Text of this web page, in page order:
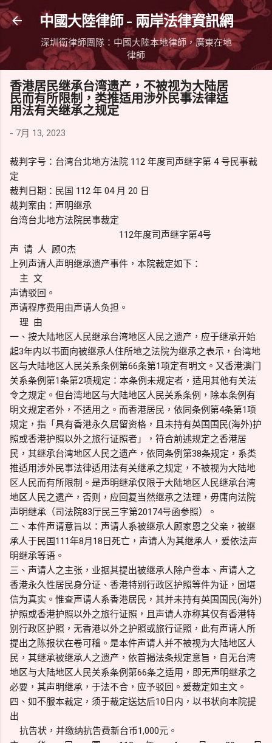
跳到主要內容
中國大陸律師 - 兩岸法律資訊網
深圳衛律師團隊：中國大陸本地律師，廣東在地
律師
香港居民继承台湾遗产，不被视为大陆居
民而有所限制，类推适用涉外民事法律适
用法有关继承之规定
- 7月 13, 2023
裁判字号：台湾台北地方法院 112 年度司声继字第 4 号民事裁
定
裁判日期：民国 112 年 04 月 20 日
裁判案由：声明继承
台湾台北地方法院民事裁定
112年度司声继字第4号
声 请 人 顾O杰
上列声请人声明继承遗产事件，本院裁定如下：
主 文
声请驳回。
声请程序费用由声请人负担。
理 由
一、按大陆地区人民继承台湾地区人民之遗产，应于继承开始
起3年内以书面向被继承人住所地之法院为继承之表示，台湾地
区与大陆地区人民关系条例第66条第1项定有明文。又香港澳门
关系条例第1条第2项规定：本条例未规定者，适用其他有关法
令之规定。但台湾地区与大陆地区人民关系条例，除本条例有
明文规定者外，不适用之。而香港居民，依同条例第4条第1项
规定，指「具有香港永久居留资格，且未持有英国国民(海外)护
照或香港护照以外之旅行证照者」，符合前述规定之香港居
民，其继承台湾地区人民之遗产，依同条例第38条规定，系类
推适用涉外民事法律适用法有关继承之规定，不被视为大陆地
区人民而有所限制。是声明继承仅限于大陆地区人民继承台湾
地区人民之遗产，否则，应回复当然继承之法理，毋庸向法院
声明继承（司法院83厅民三字第20174号函参照）。
二、本件声请意旨以：声请人系被继承人顾家恩之父亲，被继
承人于民国111年8月18日死亡，声请人为其继承人，爰依法声
明继承等语。
三、声请人之主张，业据其提出被继承人除户誊本、声请人之
香港永久性居民身分证、香港特别行政区护照等件为证，固堪
信为真实。惟查声请人系香港居民，其并未持有英国国民(海外)
护照或香港护照以外之旅行证照，且声请人亦称其仅有香港特
别行政区护照，无香港以外之护照或旅行证照，此有声请人所
提出之陈报状在卷可稽。是本件声请人并不被视为大陆地区人
民，其继承被继承人之遗产，依首揭法条规定意旨，自无台湾
地区与大陆地区人民关系条例第66条之适用，即无声明继承之
必要，其声明继承，于法不合，应予驳回。爰裁定如主文。
四、如不服本裁定，须于裁定送达后10日内，以书状向本院提
出
抗告状，并缴纳抗告费新台币1,000元。